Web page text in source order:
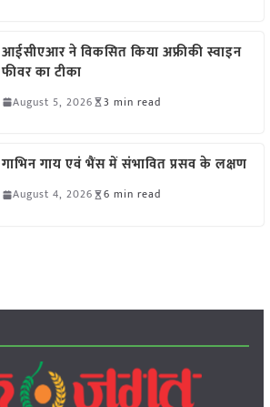
आईसीएआर ने विकसित किया अफ्रीकी स्वाइन
फीवर का टीका
August 5, 2026 3 min read
गाभिन गाय एवं भैंस में संभावित प्रसव के लक्षण
August 4, 2026 6 min read